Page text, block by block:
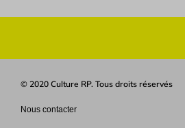
© 2020 Culture RP. Tous droits réservés
Nous contacter